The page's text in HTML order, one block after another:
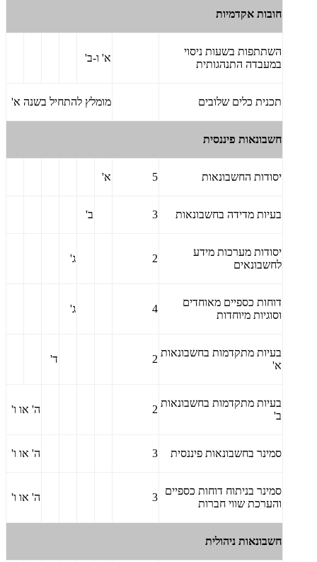
חובות אקדמיות
השתתפות בשעות ניסוי
במעבדה התנהגותית
א' ו-ב'
תכנית כלים שלובים מומלץ להתחיל בשנה א'
חשבונאות פיננסית
יסודות החשבונאות 5 א'
בעיות מדידה בחשבונאות 3 ב'
יסודות מערכות מידע
לחשבונאים
2 ג'
דוחות כספיים מאוחדים
וסוגיות מיוחדות
4 ג'
בעיות מתקדמות בחשבונאות
א'
2 ד'
בעיות מתקדמות בחשבונאות
ב'
2 ה' או ו'
סמינר בחשבונאות פיננסית 3 ה' או ו'
סמינר בניתוח דוחות כספיים
והערכת שווי חברות
3 ה' או ו'
חשבונאות ניהולית